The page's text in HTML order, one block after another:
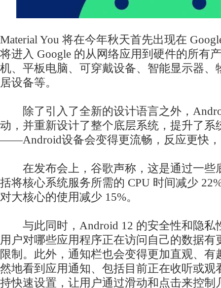
Material You 将在今年秋天首先出现在
将进入 Google 的从网络应用到硬件的所有
机、平板电脑、可穿戴设备、智能显示器、
居设备等。
除了引入了全新的设计语言之外，
动，并重新设计了整个底层系统，提升了系
——Android设备会变得更流畅，反应更快
在发布会上，谷歌声称，这是通过一些
括将核心系统服务所需的 CPU 时间减少
对大核心的使用减少 15%。
与此同时，Android 12 的安全性和隐私
用户对哪些应用程序正在访问自己的数据有
限制。此外，通知栏也会变得更加直观、有
然地看到应用通知、包括目前正在收听或观
持快速设置，让用户通过滑动和点击来控制